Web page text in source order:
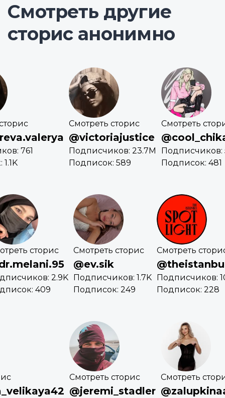
Смотреть другие
сторис анонимно
761
Смотреть сторис
@victoriajustice
Подписчиков: 23.7M
Подписок: 589
Смотреть
Подписчиков:
Подписок: 481
сторис
2.9K
409
Смотреть сторис
@ev.sik
Подписчиков: 1.7K
Подписок: 249
Смотреть
Подписчиков:
Подписок: 228
Смотреть сторис
@jeremi_stadler
Смотреть